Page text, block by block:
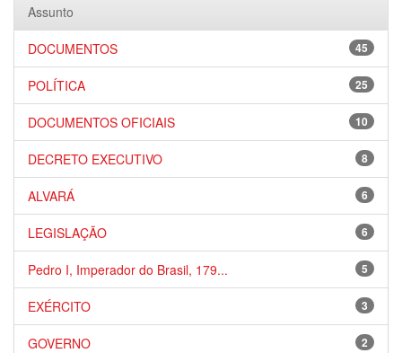
Assunto
45
DOCUMENTOS
25
POLÍTICA
10
DOCUMENTOS OFICIAIS
8
DECRETO EXECUTIVO
6
ALVARÁ
6
LEGISLAÇÃO
5
Pedro I, Imperador do Brasil, 179...
3
EXÉRCITO
2
GOVERNO